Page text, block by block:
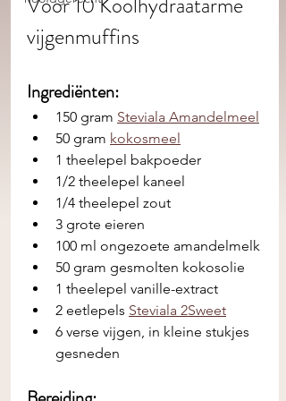
vijgenmuffins
Ingrediënten:
150 gram Steviala Amandelmeel
50 gram kokosmeel
1 theelepel bakpoeder
1/2 theelepel kaneel
1/4 theelepel zout
3 grote eieren
100 ml ongezoete amandelmelk
50 gram gesmolten kokosolie
1 theelepel vanille-extract
2 eetlepels Steviala 2Sweet
6 verse vijgen, in kleine stukjes
gesneden